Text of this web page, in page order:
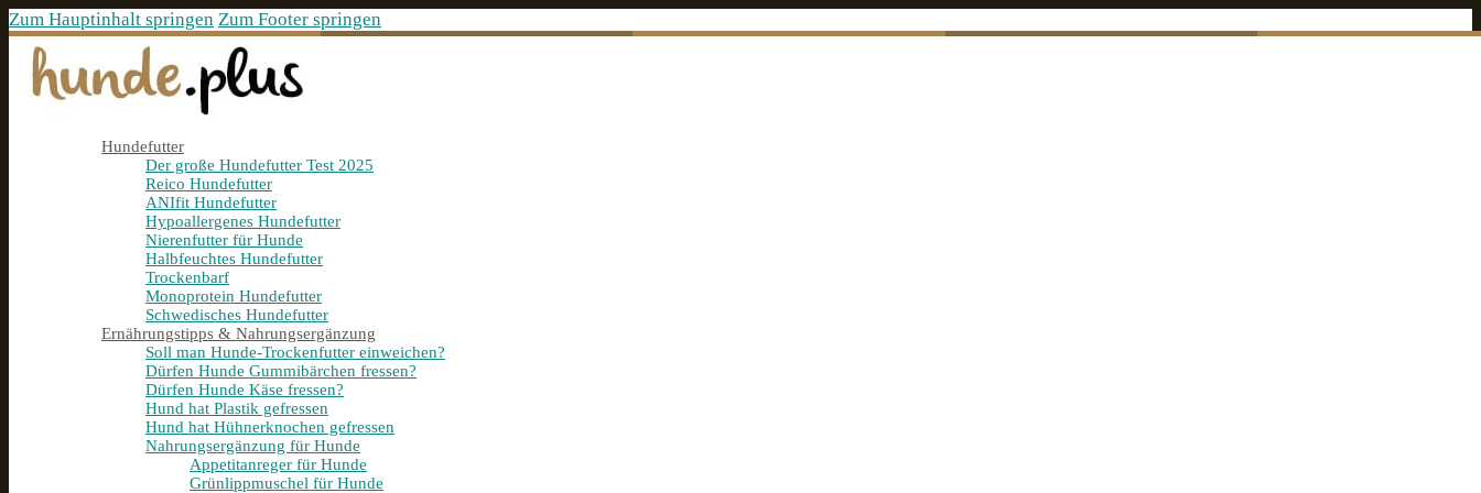
Zum Hauptinhalt springen Zum Footer springen
Hundefutter
Der große Hundefutter Test 2025
Reico Hundefutter
ANIfit Hundefutter
Hypoallergenes Hundefutter
Nierenfutter für Hunde
Halbfeuchtes Hundefutter
Trockenbarf
Monoprotein Hundefutter
Schwedisches Hundefutter
Ernährungstipps & Nahrungsergänzung
Soll man Hunde-Trockenfutter einweichen?
Dürfen Hunde Gummibärchen fressen?
Dürfen Hunde Käse fressen?
Hund hat Plastik gefressen
Hund hat Hühnerknochen gefressen
Nahrungsergänzung für Hunde
Appetitanreger für Hunde
Grünlippmuschel für Hunde